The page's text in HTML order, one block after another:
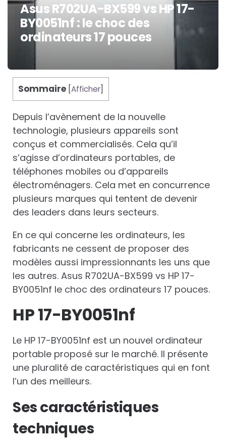
Asus R702UA-BX599 vs HP 17-
BY0051nf : le choc des
ordinateurs 17 pouces
Sommaire Afficher
Depuis l’avènement de la nouvelle
technologie, plusieurs appareils sont
conçus et commercialisés. Cela qu’il
s’agisse d’ordinateurs portables, de
téléphones mobiles ou d’appareils
électroménagers. Cela met en concurrence
plusieurs marques qui tentent de devenir
des leaders dans leurs secteurs.
En ce qui concerne les ordinateurs, les
fabricants ne cessent de proposer des
modèles aussi impressionnants les uns que
les autres. Asus R702UA-BX599 vs HP 17-
BY0051nf le choc des ordinateurs 17 pouces.
HP 17-BY0051nf
Le HP 17-BY0051nf est un nouvel ordinateur
portable proposé sur le marché. Il présente
une pluralité de caractéristiques qui en font
l’un des meilleurs.
Ses caractéristiques
techniques